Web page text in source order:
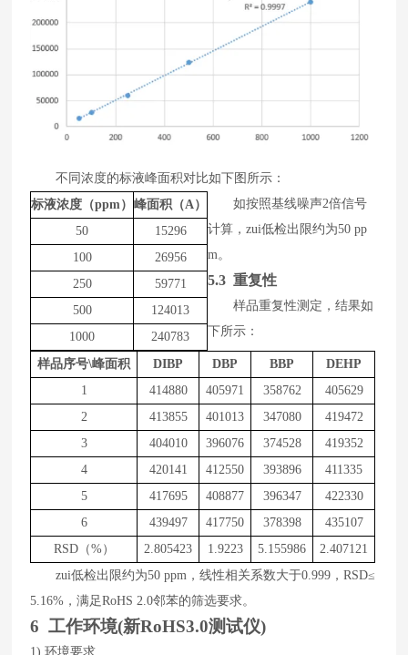
不同浓度的标液峰面积对比如下图所示：
标液浓度（ppm） 峰面积（A）
50
15296
100
26956
250
59771
500
124013
1000
240783
如按照基线噪声2倍信号
计算，zui低检出限约为50 pp
m。
5.3 重复性
样品重复性测定，结果如
下所示 ：
样品序号\峰面积 DIBP DBP BBP
DEHP
1
414880 405971 358762
405629
2
413855 401013 347080
419472
3
404010 396076 374528
419352
4
420141 412550 393896
411335
5
417695 408877 396347
422330
6
439497 417750 378398
435107
RSD（%）
2.805423 1.9223 5.155986
2.407121
zui低检出限约为50 ppm ，线性相关系数大于0.999 ，RSD≤
5.16% ，满足RoHS 2.0邻苯的筛选要求。
6 工作环境(新RoHS3.0测试仪)
1)环境要求